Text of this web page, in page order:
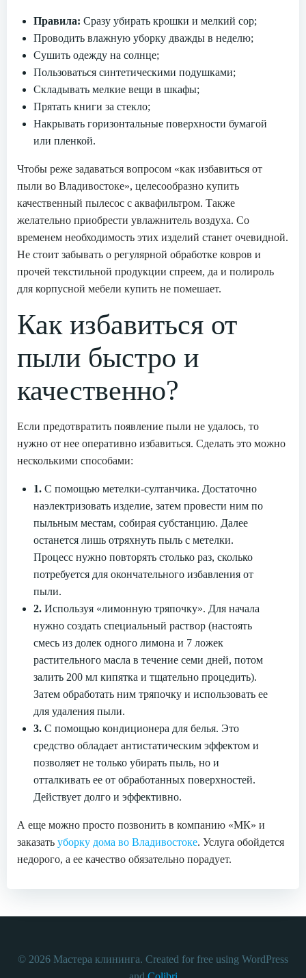
Правила: Сразу убирать крошки и мелкий сор;
Проводить влажную уборку дважды в неделю;
Сушить одежду на солнце;
Пользоваться синтетическими подушками;
Складывать мелкие вещи в шкафы;
Прятать книги за стекло;
Накрывать горизонтальные поверхности бумагой
или пленкой.
Чтобы реже задаваться вопросом «как избавиться от
пыли во Владивостоке», целесообразно купить
качественный пылесос с аквафильтром. Также
желательно приобрести увлажнитель воздуха. Со
временем необходимость этих изделий станет очевидной.
Не стоит забывать о регулярной обработке ковров и
прочей текстильной продукции спреем, да и полироль
для корпусной мебели купить не помешает.
Как избавиться от
пыли быстро и
качественно?
Если предотвратить появление пыли не удалось, то
нужно от нее оперативно избавиться. Сделать это можно
несколькими способами:
1. С помощью метелки-султанчика. Достаточно
наэлектризовать изделие, затем провести ним по
пыльным местам, собирая субстанцию. Далее
останется лишь отряхнуть пыль с метелки.
Процесс нужно повторять столько раз, сколько
потребуется для окончательного избавления от
пыли.
2. Используя «лимонную тряпочку». Для начала
нужно создать специальный раствор (настоять
смесь из долек одного лимона и 7 ложек
растительного масла в течение семи дней, потом
залить 200 мл кипятка и тщательно процедить).
Затем обработать ним тряпочку и использовать ее
для удаления пыли.
3. С помощью кондиционера для белья. Это
средство обладает антистатическим эффектом и
позволяет не только убирать пыль, но и
отталкивать ее от обработанных поверхностей.
Действует долго и эффективно.
А еще можно просто позвонить в компанию «МК» и
заказать уборку дома во Владивостоке. Услуга обойдется
недорого, а ее качество обязательно порадует.
© 2026 Мастера клининга. Created for free using WordPress